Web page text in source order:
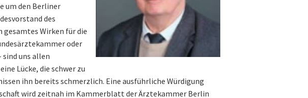
um den Berliner
des
gesamtes Wirken für die
oder
uns allen
Lücke, die schwer zu
ihn bereits schmerzlich. Eine ausführliche Würdigung
wird zeitnah im Kammerblatt der Ärztekammer Berlin